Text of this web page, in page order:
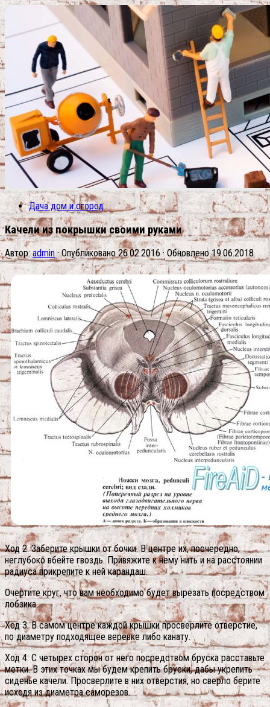
Дача дом и огород
Качели из покрышки своими руками
Автор:admin · Опубликовано26.02.2016· Обновлено19.06.2018
Ход 2. Заберите крышки от бочки. В центре их, поочередно,
неглубоко вбейте гвоздь. Привяжите к нему нить и на расстоянии
радиуса прикрепите к ней карандаш.
Очертите круг, что вам необходимо будет вырезать посредством
лобзика.
Ход 3. В самом центре каждой крышки просверлите отверстие,
по диаметру подходящее веревке либо канату.
Ход 4. С четырех сторон от него посредством бруска расставьте
метки. В этих точках мы будем крепить бруски, дабы укрепить
сиденье качели. Просверлите в них отверстия, но сверло берите
исходя из диаметра саморезов.